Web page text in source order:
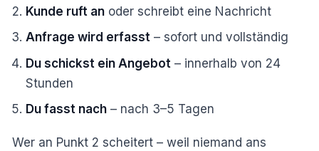
Kunde ruft an oder schreibt eine Nachricht
Anfrage wird erfasst – sofort und vollständig
Du schickst ein Angebot – innerhalb von 24
Stunden
Du fasst nach – nach 3–5 Tagen
Wer an Punkt 2 scheitert – weil niemand ans